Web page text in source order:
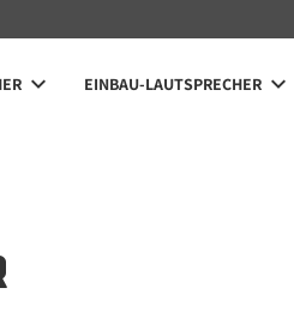
EINBAU-LAUTSPRECHER